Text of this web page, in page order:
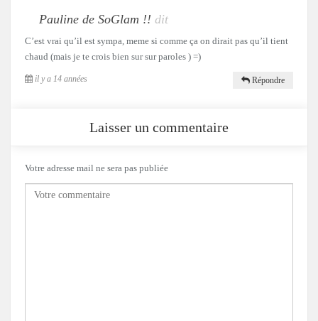
Pauline de SoGlam !! dit
C’est vrai qu’il est sympa, meme si comme ça on dirait pas qu’il tient
chaud (mais je te crois bien sur sur paroles ) =)
il y a 14 années Répondre
Laisser un commentaire
Votre adresse mail ne sera pas publiée